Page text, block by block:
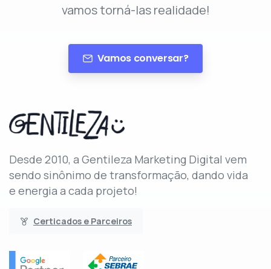
vamos torná-las realidade!
Vamos conversar?
Desde 2010, a Gentileza Marketing Digital vem
sendo sinônimo de transformação, dando vida
e energia a cada projeto!
Certicados e Parceiros